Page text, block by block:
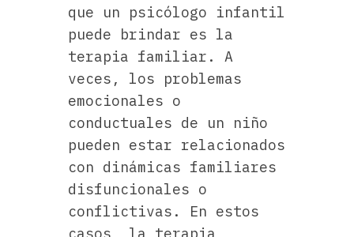
que un psicólogo infantil
puede brindar es la
terapia familiar. A
veces, los problemas
emocionales o
conductuales de un niño
pueden estar relacionados
con dinámicas familiares
disfuncionales o
conflictivas. En estos
casos, la terapia